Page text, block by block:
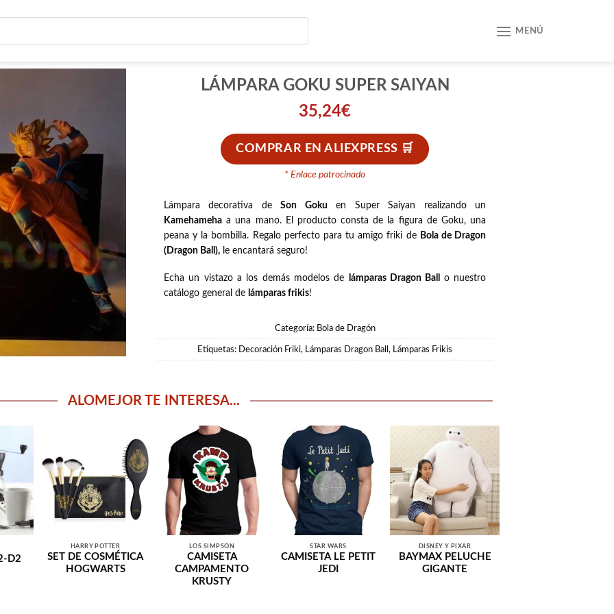
MENÚ
LÁMPARA GOKU SUPER SAIYAN
35,24€
COMPRAR EN ALIEXPRESS
* Enlace patrocinado
Lámpara decorativa deSon Goku en Super Saiyan realizando un
Kamehameha a una mano. El producto consta de la figura de Goku, una
peana y la bombilla. Regalo perfecto para tu amigo friki de Bola de Dragon
(Dragon Ball), le encantará seguro!
Echa un vistazo a los demás modelos de lámparas Dragon Ball
o nuestro
catálogo general de lámparas frikis!
Categoría: Bola de Dragón
Etiquetas: Decoración Friki, Lámparas Dragon Ball , Lámparas Frikis
ALOMEJOR TE INTERESA...
D2
HARRY POTTER
SET DE COSMÉTICA
HOGWARTS
LOS SIMPSON
CAMISETA
CAMPAMENTO
KRUSTY
STAR WARS
CAMISETA LE PETIT
JEDI
DISNEY Y PIXAR
BAYMAX PELUCHE
GIGANTE